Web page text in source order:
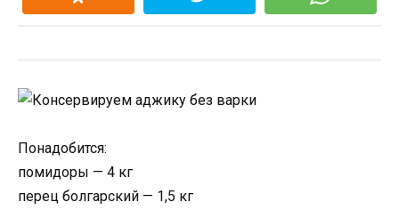
Понадобится:
помидоры — 4 кг
перец болгарский — 1,5 кг